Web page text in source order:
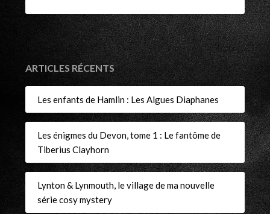
ARTICLES RÉCENTS
Les enfants de Hamlin : Les Algues Diaphanes
Les énigmes du Devon, tome 1 : Le fantôme de
Tiberius Clayhorn
Lynton & Lynmouth, le village de ma nouvelle
série cosy mystery